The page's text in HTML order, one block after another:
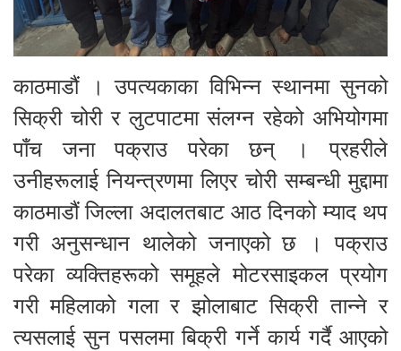
काठमाडौं । उपत्यकाका विभिन्न स्थानमा सुनको
सिक्री चोरी र लुटपाटमा संलग्न रहेको अभियोगमा
पाँच जना पक्राउ परेका छन् । प्रहरीले
उनीहरूलाई नियन्त्रणमा लिएर चोरी सम्बन्धी मुद्दामा
काठमाडौं जिल्ला अदालतबाट आठ दिनको म्याद थप
गरी अनुसन्धान थालेको जनाएको छ । पक्राउ
परेका व्यक्तिहरूको समूहले मोटरसाइकल प्रयोग
गरी महिलाको गला र झोलाबाट सिक्री तान्ने र
त्यसलाई सुन पसलमा बिक्री गर्ने कार्य गर्दै आएको